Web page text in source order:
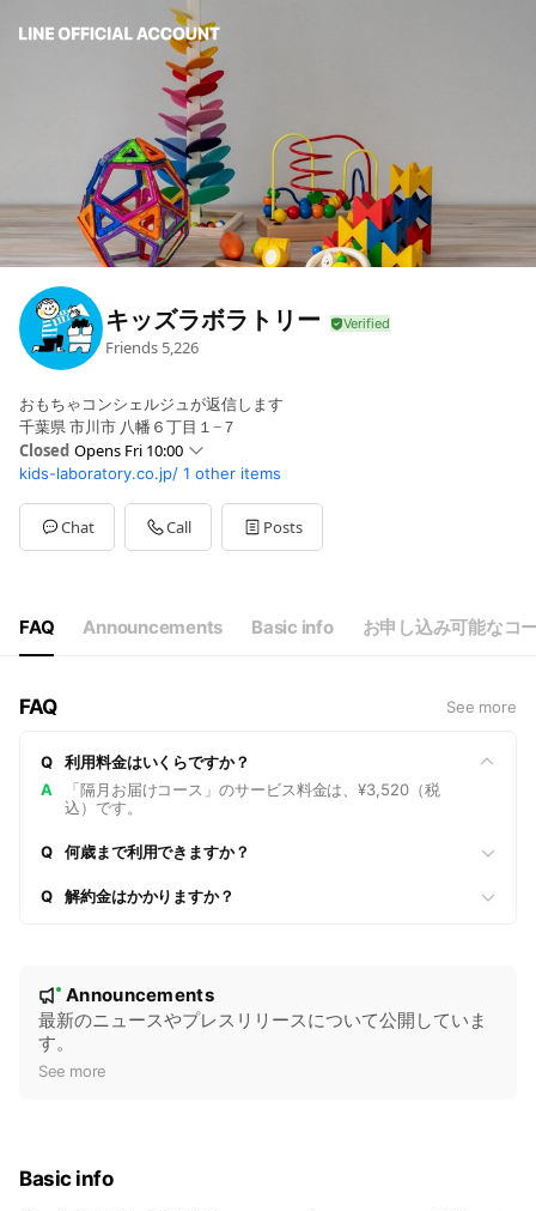
キッズラボラトリー
Friends 5,226
おもちゃコンシェルジュが返信します
千葉県 市川市 八幡６丁目１−７
Closed Opens Fri 10:00
SunClosed
Mon10:00 - 17:00
Tue10:00 - 17:00
Wed10:00 - 17:00
kids-laboratory.co.jp/ 1 other items
Chat Call Posts
FAQ Announcements Basic info お申し込み可能なコ
FAQ See more
Q
利用料金はいくらですか？
A
「隔月お届けコース」のサービス料金は、¥3,520（税
込）です。
Q 何歳まで利用できますか？
Q 解約金はかかりますか？
New
Announcements
最新のニュースやプレスリリースについて公開していま
す。
See more
Basic info